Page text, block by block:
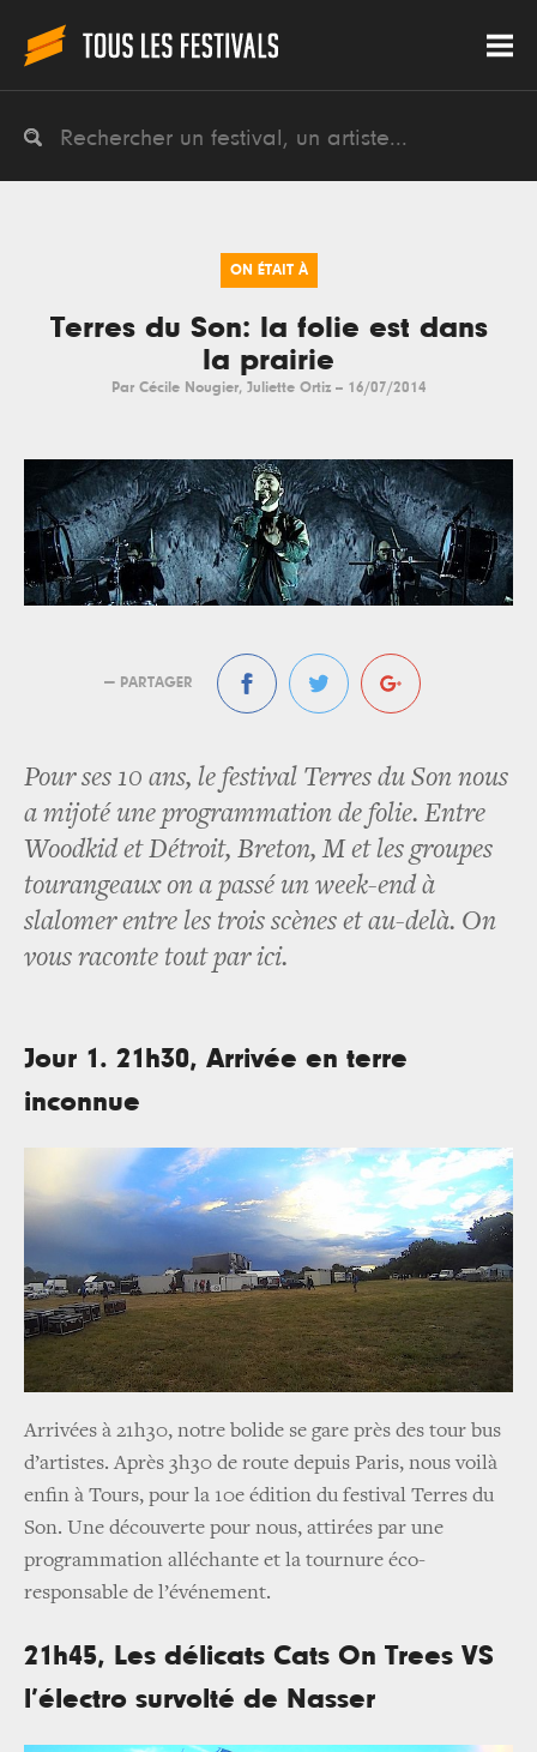
ON ÉTAIT À
Terres du Son: la folie est dans
la prairie
Par Cécile Nougier, Juliette Ortiz -- 16/07/2014
— PARTAGER
Pour ses 10 ans, le festival Terres du Son nous
a mijoté une programmation de folie. Entre
Woodkid et Détroit, Breton, M et les groupes
tourangeaux on a passé un week-end à
slalomer entre les trois scènes et au-delà. On
vous raconte tout par ici.
Jour 1. 21h30, Arrivée en terre
inconnue
Arrivées à 21h30, notre bolide se gare près des tour bus
d’artistes. Après 3h30 de route depuis Paris, nous voilà
enfin à Tours, pour la 10e édition du festival Terres du
Son. Une découverte pour nous, attirées par une
programmation alléchante et la tournure éco-
responsable de l’événement.
21h45, Les délicats Cats On Trees VS
l’électro survolté de Nasser